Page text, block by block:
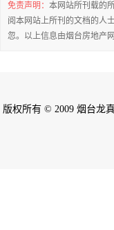
免责声明： 本网站所刊载的
阅本网站上所刊的文档的人
忽。以上信息由烟台房地产
版权所有 © 2009 烟台龙